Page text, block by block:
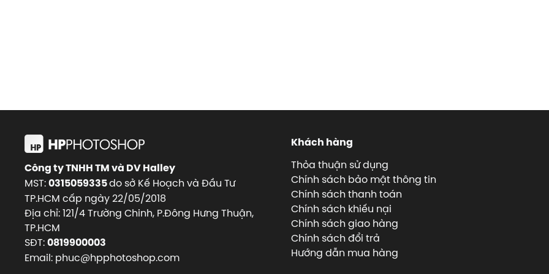
Công ty TNHH TM và DV Halley
MST:0315059335do sở Kế Hoạch và Đầu Tư
TP.HCM cấp ngày 22/05/2018
Địa chỉ: 121/4 Trường Chinh, P.Đông Hưng Thuận,
TP.HCM
SĐT:0819900003
Email: phuc@hpphotoshop.com
Khách hàng
Thỏa thuận sử dụng
Chính sách bảo mật thông tin
Chính sách thanh toán
Chính sách khiếu nại
Chính sách giao hàng
Chính sách đổi trả
Hướng dẫn mua hàng